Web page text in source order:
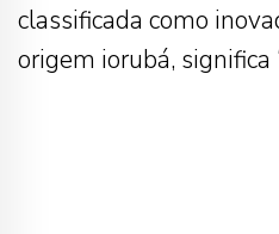
classificada como
origem iorubá, significa